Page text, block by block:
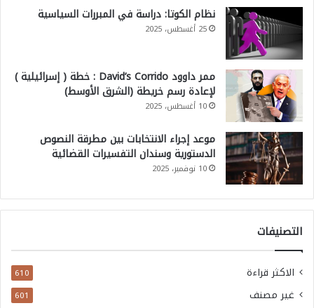
نظام الكوتا: دراسة في المبررات السياسية
25 أغسطس، 2025
ممر داوود David’s Corrido : خطة ( إسرائيلية )
لإعادة رسم خريطة (الشرق الأوسط)
10 أغسطس، 2025
موعد إجراء الانتخابات بين مطرقة النصوص
الدستورية وسندان التفسيرات القضائية
10 نوفمبر، 2025
التصنيفات
الاكثر قراءة 610
غير مصنف 601